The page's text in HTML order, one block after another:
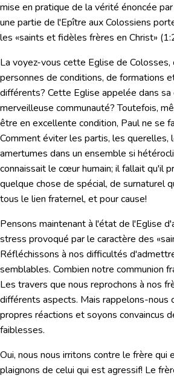
mise en pratique de la vérité énoncée
une partie de l'Epître aux Colossiens
les «saints et fidèles frères en Christ»
La voyez-vous cette Eglise de Colosses,
personnes de conditions, de formations
différents? Cette Eglise appelée dans sa
merveilleuse communauté? Toutefois,
être en excellente condition, Paul ne se
Comment éviter les partis, les querelles,
amertumes dans un ensemble si
connaissait le cœur humain; il fallait qu'il
quelque chose de spécial, de surnaturel
tous le lien fraternel, et pour cause!
Pensons maintenant à l'état de l'Eglise
stress provoqué par le caractère des
Réfléchissons à nos difficultés
semblables. Combien notre communion
Les travers que nous reprochons à nos
différents aspects. Mais rappelons-nous
propres réactions et soyons convaincus
faiblesses.
Oui, nous nous irritons contre le frère qui
plaignons de celui qui est agressif! Le